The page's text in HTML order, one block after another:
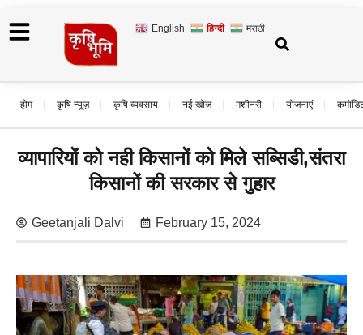
English हिन्दी मराठी
होम कृषि न्यूज़ कृषि व्यवसाय नई खोज मशीनरी योजनाएं
व्यापारियों को नही किसानों को मिले सब्सिडी,संतरा
किसानों की सरकार से गुहार
Geetanjali Dalvi February 15, 2024